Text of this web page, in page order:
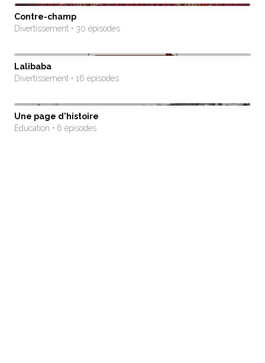
Contre-champ
Divertissement • 30 épisodes
Lalibaba
Divertissement • 16 épisodes
Une page d'histoire
Éducation • 6 épisodes